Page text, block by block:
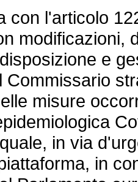
l'articolo
modificazioni,
e
Commissario
misure
in via
in